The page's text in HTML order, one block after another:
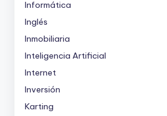
Informática
Inglés
Inmobiliaria
Inteligencia Artificial
Internet
Inversión
Karting